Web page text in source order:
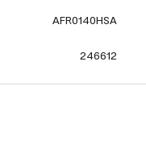
AFR0140HSA
246612